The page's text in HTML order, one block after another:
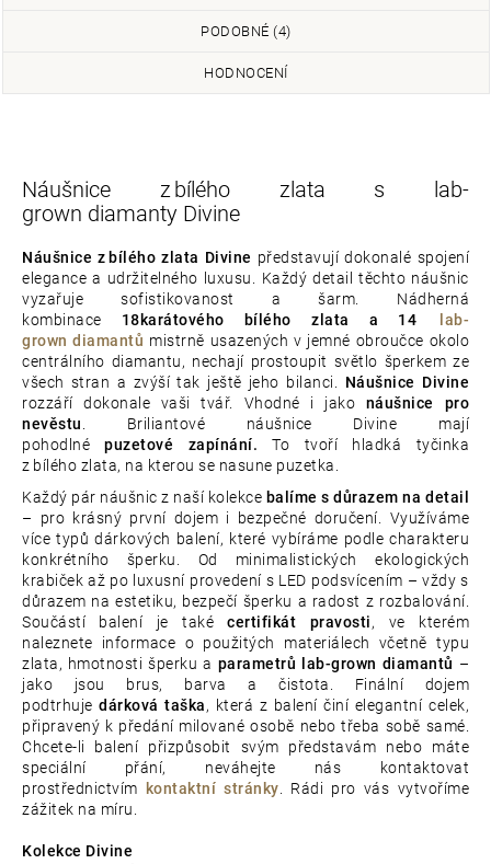
PODOBNÉ (4)
HODNOCENÍ
Náušnice z bílého zlata s lab-
grown diamanty Divine
Náušnice z bílého zlata Divine představují dokonalé spojení
elegance a udržitelného luxusu. Každý detail těchto náušnic
vyzařuje sofistikovanost a šarm. Nádherná
kombinace 18karátového bílého zlata a 14
lab-
grown diamantů mistrně usazených v jemné obroučce okolo
centrálního diamantu, nechají prostoupit světlo šperkem ze
všech stran a zvýší tak ještě jeho bilanci. Náušnice Divine
rozzáří dokonale vaši tvář. Vhodné i jako náušnice pro
nevěstu. Briliantové náušnice Divine
mají
pohodlné puzetové zapínání. To tvoří hladká tyčinka
z bílého zlata, na kterou se nasune puzetka.
Každý pár náušnic z naší kolekce balíme s důrazem na detail
– pro krásný první dojem i bezpečné doručení. Využíváme
více typů dárkových balení, které vybíráme podle charakteru
konkrétního šperku. Od minimalistických ekologických
krabiček až po luxusní provedení s LED podsvícením – vždy s
důrazem na estetiku, bezpečí šperku a radost z rozbalování.
Součástí balení je takécertifikát pravosti, ve kterém
naleznete informace o použitých materiálech včetně typu
zlata, hmotnosti šperku a parametrů lab-grown diamantů –
jako jsou brus, barva a čistota. Finální dojem
podtrhujedárková taška, která z balení činí elegantní celek,
připravený k předání milované osobě nebo třeba sobě samé.
Chcete-li balení přizpůsobit svým představám nebo máte
speciální přání, neváhejte nás kontaktovat
prostřednictvím
kontaktní stránky. Rádi pro vás vytvoříme
zážitek na míru.
Kolekce Divine